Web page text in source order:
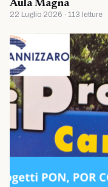
Aula Magna
22 Luglio 2026 · 113 letture